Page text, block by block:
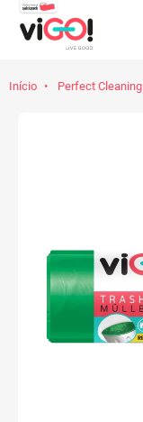
Início Perfect Cleaning